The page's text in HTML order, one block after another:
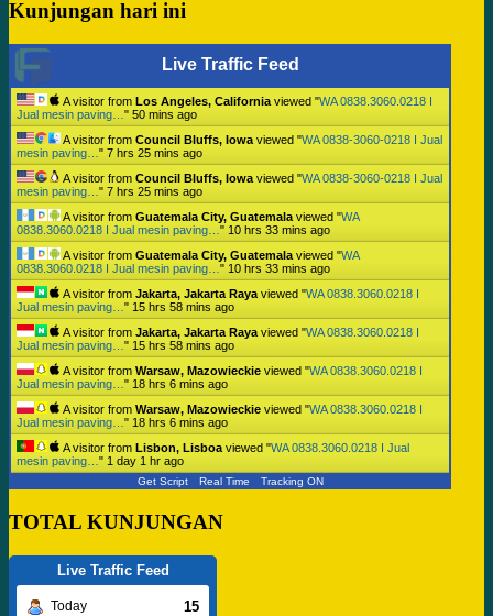
Kunjungan hari ini
Live Traffic Feed
A visitor from Los Angeles, California viewed "WA 0838.3060.0218 I
Jual mesin paving… " 50 mins ago
A visitor from Council Bluffs, Iowa viewed "WA 0838-3060-0218 I Jual
mesin paving… " 7 hrs 25 mins ago
A visitor from Council Bluffs, Iowa viewed "WA 0838-3060-0218 I Jual
mesin paving… " 7 hrs 25 mins ago
A visitor from Guatemala City, Guatemala viewed "WA
0838.3060.0218 I Jual mesin paving… " 10 hrs 33 mins ago
A visitor from Guatemala City, Guatemala viewed "WA
0838.3060.0218 I Jual mesin paving… " 10 hrs 33 mins ago
A visitor from Jakarta, Jakarta Raya viewed "WA 0838.3060.0218 I
Jual mesin paving… " 15 hrs 58 mins ago
A visitor from Jakarta, Jakarta Raya viewed "WA 0838.3060.0218 I
Jual mesin paving… " 15 hrs 58 mins ago
A visitor from Warsaw, Mazowieckie viewed "WA 0838.3060.0218 I
Jual mesin paving… " 18 hrs 6 mins ago
A visitor from Warsaw, Mazowieckie viewed "WA 0838.3060.0218 I
Jual mesin paving… " 18 hrs 6 mins ago
A visitor from Lisbon, Lisboa viewed "WA 0838.3060.0218 I Jual
mesin paving… " 1 day 1 hr ago
Get Script Real Time Tracking ON
TOTAL KUNJUNGAN
Live Traffic Feed
Today 15